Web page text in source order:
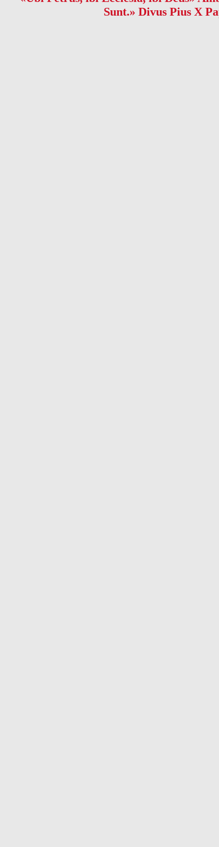
Sunt.» Divus Pius X